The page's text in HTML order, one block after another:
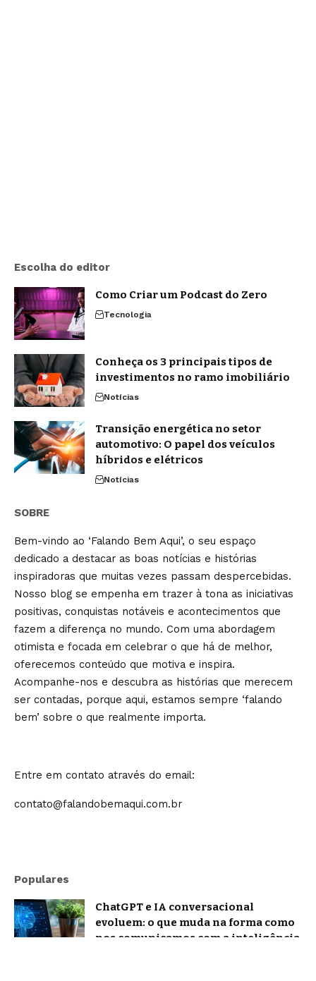
Escolha do editor
Como Criar um Podcast do Zero
Tecnologia
Conheça os 3 principais tipos de
investimentos no ramo imobiliário
Notícias
Transição energética no setor
automotivo: O papel dos veículos
híbridos e elétricos
Notícias
SOBRE
Bem-vindo ao ‘Falando Bem Aqui’, o seu espaço
dedicado a destacar as boas notícias e histórias
inspiradoras que muitas vezes passam despercebidas.
Nosso blog se empenha em trazer à tona as iniciativas
positivas, conquistas notáveis e acontecimentos que
fazem a diferença no mundo. Com uma abordagem
otimista e focada em celebrar o que há de melhor,
oferecemos conteúdo que motiva e inspira.
Acompanhe-nos e descubra as histórias que merecem
ser contadas, porque aqui, estamos sempre ‘falando
bem’ sobre o que realmente importa.
Entre em contato através do email:
contato@falandobemaqui.com.br
Populares
ChatGPT e IA conversacional
evoluem: o que muda na forma como
nos comunicamos com a inteligência